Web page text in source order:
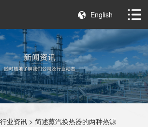
English
行业资讯> 简述蒸汽换热器的两种热源